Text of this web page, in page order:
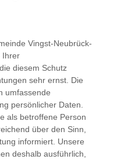
Vingst-Neubrück-
Ihrer
diesem Schutz
sehr ernst. Die
umfassende
persönlicher Daten.
als betroffene Person
über den Sinn,
informiert. Unsere
deshalb ausführlich,